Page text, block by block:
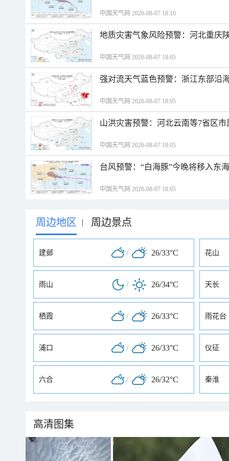
中国天气网 2026-08-07 18:10
地质灾害气象风险预警：河北重庆
中国天气网 2026-08-07 18:05
强对流天气蓝色预警：浙江东部沿
中国天气网 2026-08-07 18:05
山洪灾害预警：河北云南等7省区
中国天气网 2026-08-07 18:05
台风预警：“白海豚”今晚将移入东
中国天气网 2026-08-07 18:05
周边地区 | 周边景点
建邺 / 26/33°C 花山
雨山 / 26/34°C 天长
栖霞 / 26/33°C 雨花台
浦口 / 26/33°C 仪征
六合 / 26/32°C 秦淮
高清图集